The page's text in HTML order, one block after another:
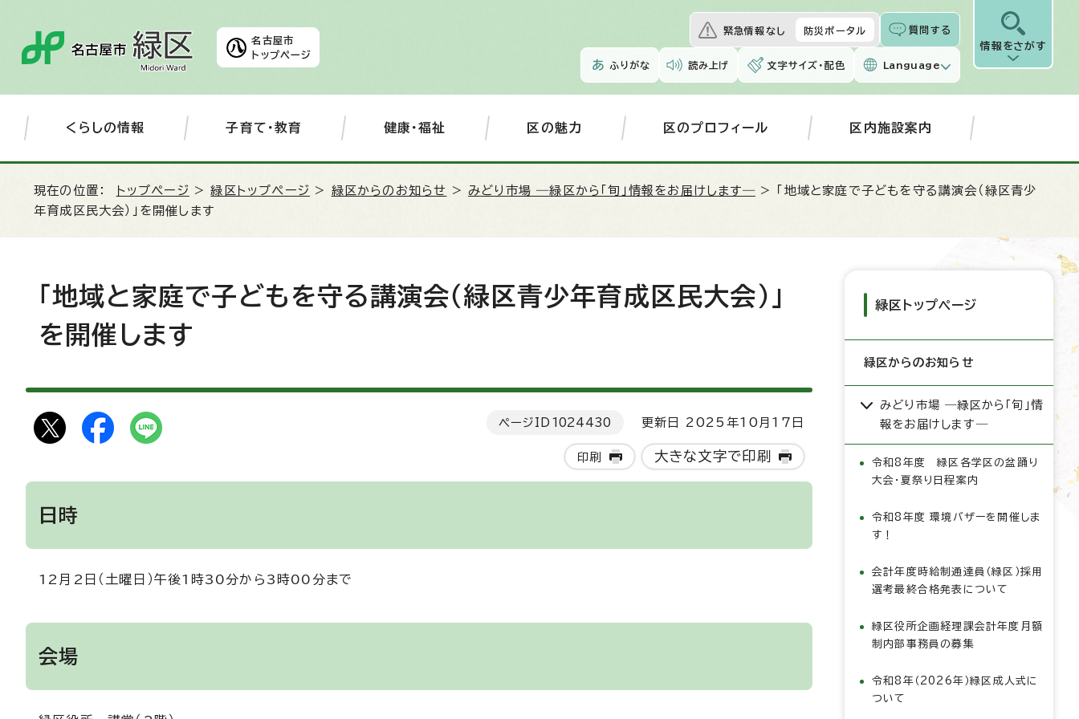
名古屋市
トップページ
緊急情報なし 防災ポータル 質問する
ふりがな 読み上げ 文字サイズ・配色 Language
情報をさがす
くらしの情報 子育て・教育 健康・福祉 区の魅力 区のプロフィール 区内施設案内
現在の位置： トップページ >緑区トップページ > 緑区からのお知らせ > みどり市場 ―緑区から「旬」情報をお届けします―> 「地域と家庭で子どもを守る講演会（緑区青少
年育成区民大会）」を開催します
「地域と家庭で子どもを守る講演会（緑区青少年育成区民大会）」
を開催します
ページID 1024430 更新日 2025年10月17日
印刷 大きな文字で印刷
日時
12月2日（土曜日）午後1時30分から3時00分まで
会場
緑区トップページ
緑区からのお知らせ
みどり市場 ―緑区から「旬」情
報をお届けします―
令和8年度 緑区各学区の盆踊り
大会・夏祭り日程案内
令和8年度 環境バザーを開催しま
す！
会計年度時給制通達員（緑区）採用
選考最終合格発表について
緑区役所企画経理課会計年度月額
制内部事務員の募集
令和8年（2026年）緑区成人式に
ついて